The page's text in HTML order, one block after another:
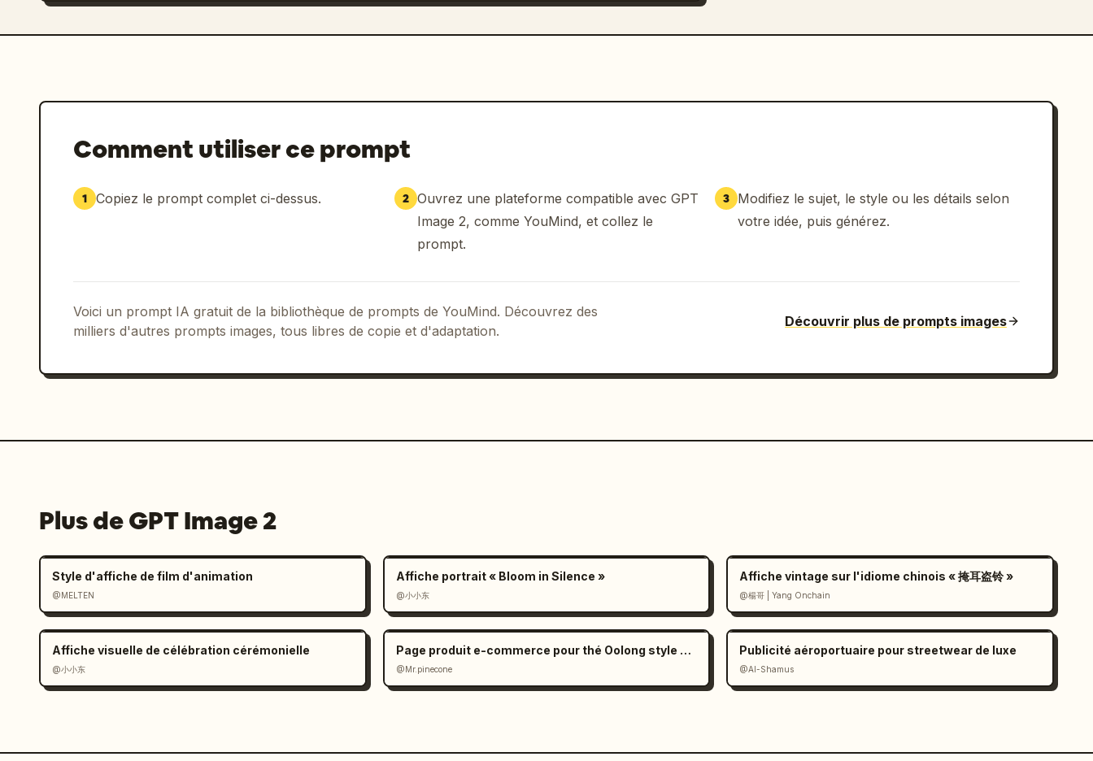
Comment utiliser ce prompt
1 Copiez le prompt complet ci-dessus. 2 Ouvrez une plateforme compatible avec GPT
Image 2, comme YouMind, et collez le
prompt.
3
Modifiez le sujet, le style ou les détails selon
votre idée, puis générez.
Voici un prompt IA gratuit de la bibliothèque de prompts de YouMind. Découvrez des
milliers d'autres prompts images, tous libres de copie et d'adaptation.
Découvrir plus de prompts images
Plus de GPT Image 2
Style d'affiche de film d'animation
@MELTEN
Affiche portrait « Bloom in Silence »
@小小东
Affiche vintage sur l'idiome chinois « 掩耳盗铃 »
@楊哥 | Yang Onchain
Affiche visuelle de célébration cérémonielle
@小小东
Page produit e-commerce pour thé Oolong style Zen
@Mr.pinecone
Publicité aéroportuaire pour streetwear de luxe
@Al-Shamus